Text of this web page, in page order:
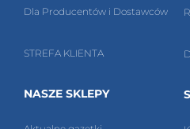
Dla Producentów i Dostawców
STREFA KLIENTA
NASZE SKLEPY